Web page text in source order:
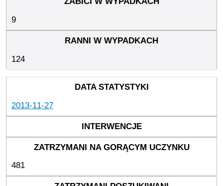
9
124
2013-11-27
481